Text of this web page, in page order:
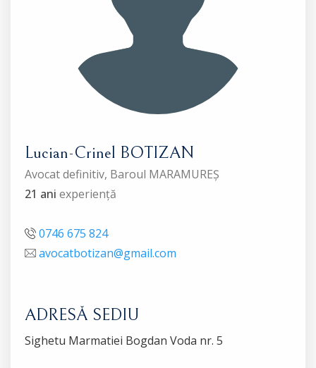
Lucian-Crinel BOTIZAN
Avocat definitiv, Baroul MARAMUREȘ
21 ani experiență
0746 675 824
avocatbotizan@gmail.com
ADRESĂ SEDIU
Sighetu Marmatiei Bogdan Voda nr. 5